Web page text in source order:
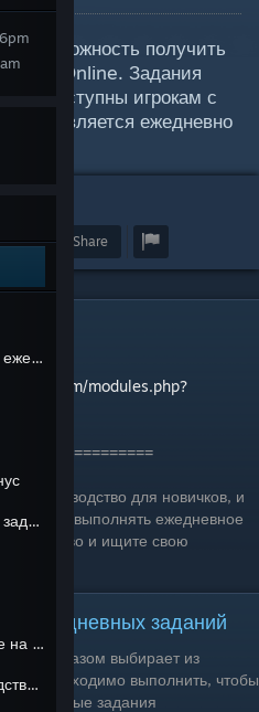
Где посмотреть свой список ежедневных заданий
Полный список ежедневных заданий
Выжить на [2, 3, 4, 5] уровне на розыска
Взорвать транспортных средства [5, 10, 20]
возможность получить
в GTA Online. Задания
доступны игрокам с
обновляется ежедневно
Share
team.com/modules.php?
это руководство для новичков, и
как выполнять ежедневное
и ищите свою
ежедневных заданий
образом выбирает из
необходимо выполнить, чтобы
Ежедневные задания